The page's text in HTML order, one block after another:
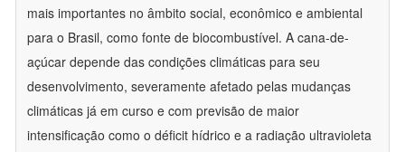
mais importantes no âmbito social, econômico e ambiental
para o Brasil, como fonte de biocombustível. A cana-de-
açúcar depende das condições climáticas para seu
desenvolvimento, severamente afetado pelas mudanças
climáticas já em curso e com previsão de maior
intensificação como o déficit hídrico e a radiação ultravioleta